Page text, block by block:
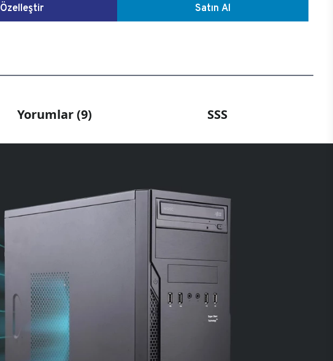
Özelleştir Satın Al
Yorumlar (9) SSS